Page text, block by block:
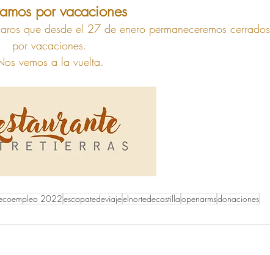
por vacaciones
que desde el 27 de enero permaneceremos cerrados
por vacaciones.
vemos a la vuelta.
2022escapatedeviajeelnortedecastillaopenarmsdonaciones